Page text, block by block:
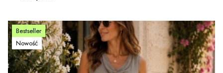
Bestseller
Nowość